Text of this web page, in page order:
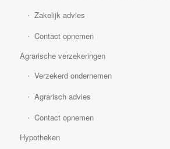
Zakelijk advies
Contact opnemen
Agrarische verzekeringen
Verzekerd ondernemen
Agrarisch advies
Contact opnemen
Hypotheken